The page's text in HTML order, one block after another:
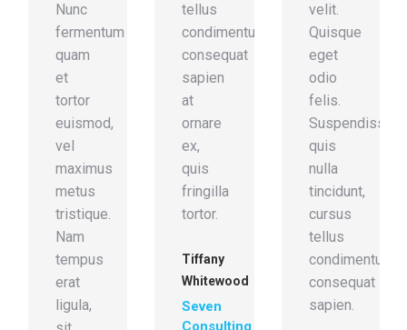
Nunc
fermentum
quam
et
tortor
euismod,
vel
maximus
metus
tristique.
Nam
tempus
erat
ligula,
Tiffany
Whitewood
Seven
Consulting
tellus
condimentum,
consequat
sapien
at
ornare
ex,
quis
fringilla
tortor.
velit.
Quisque
eget
odio
felis.
Suspendisse
quis
nulla
tincidunt,
cursus
tellus
condimentum,
consequat
sapien.